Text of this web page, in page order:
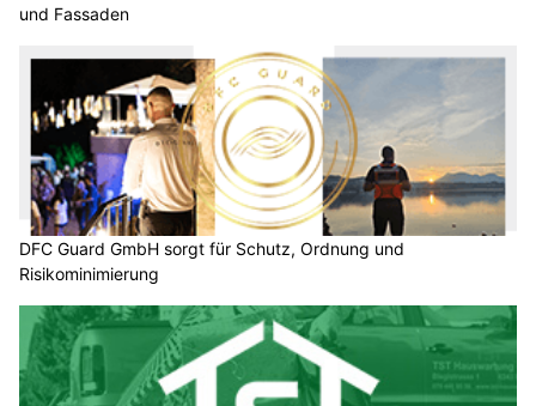
und Fassaden
DFC Guard GmbH sorgt für Schutz, Ordnung und
Risikominimierung